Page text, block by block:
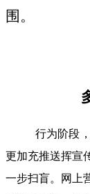
围。
行为阶段
更加充推送挥宣
一步扫盲。网上